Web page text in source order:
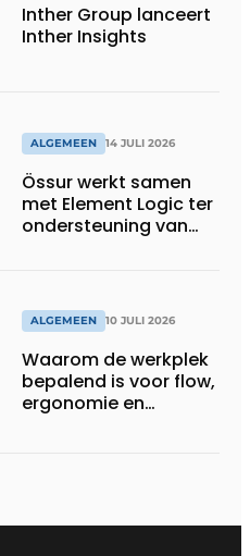
Inther Group lanceert
Inther Insights
ALGEMEEN 14 JULI 2026
Össur werkt samen
met Element Logic ter
ondersteuning van
ALGEMEEN 10 JULI 2026
Waarom de werkplek
bepalend is voor flow,
ergonomie en